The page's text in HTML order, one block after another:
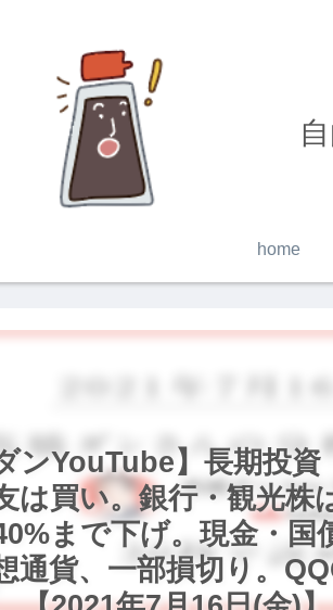
home
ンYouTube】長期投資
は買い。銀行・観光株
まで下げ。現金・国
通貨、一部損切り。